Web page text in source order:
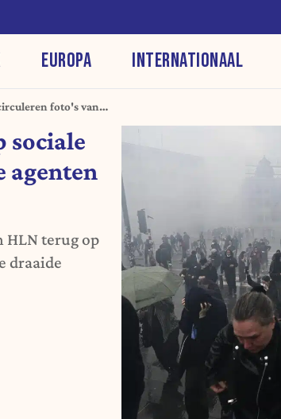
EUROPA INTERNATIONAAL
foto's van
sociale
agenten
HLN terug op
draaide